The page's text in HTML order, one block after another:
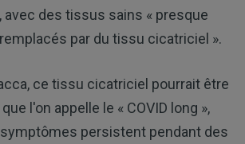
avec des tissus sains « presque
par du tissu cicatriciel ».
ce tissu cicatriciel pourrait être
l'on appelle le « COVID long »,
persistent pendant des